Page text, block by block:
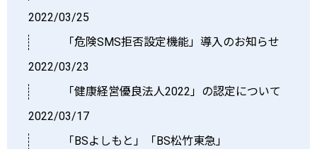
2022/03/25
「危険SMS拒否設定機能」導入のお知らせ
2022/03/23
「健康経営優良法人2022」の認定について
2022/03/17
「BSよしもと」「BS松竹東急」